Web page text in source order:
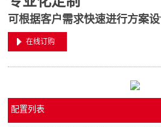
可根据客户需求快速进行方案
在线订购
配置列表